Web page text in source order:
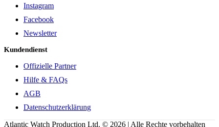
Instagram
Facebook
Newsletter
Kundendienst
Offizielle Partner
Hilfe & FAQs
AGB
Datenschutzerklärung
Atlantic Watch Production Ltd. © 2026 | Alle Rechte vorbehalten